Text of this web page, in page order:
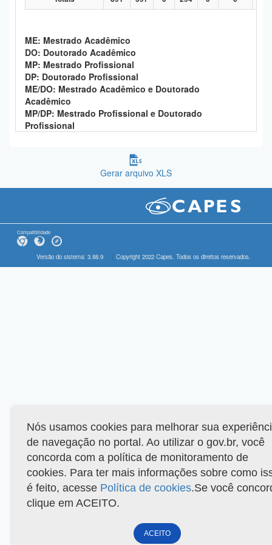
ME: Mestrado Acadêmico
DO: Doutorado Acadêmico
MP: Mestrado Profissional
DP: Doutorado Profissional
ME/DO: Mestrado Acadêmico e Doutorado
Acadêmico
MP/DP: Mestrado Profissional e Doutorado
Profissional
Gerar arquivo XLS
Compatibilidade
Versão do sistema: 3.88.9 Copyright 2022 Capes. Todos os direitos reservados.
Nós usamos cookies para melhorar sua
de navegação no portal. Ao utilizar o gov.br, você
concorda com a política de monitoramento de
cookies. Para ter mais informações sobre como
é feito, acesse Política de cookies.Se você
clique em ACEITO.
ACEITO